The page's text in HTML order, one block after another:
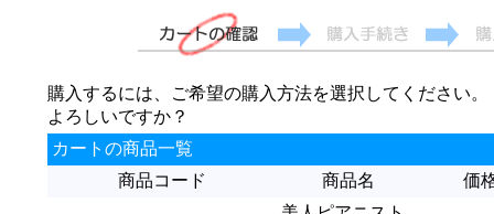
購入するには、ご希望の購入方法を選択してください。
よろしいですか？
カートの商品一覧
商品コード
商品名 価